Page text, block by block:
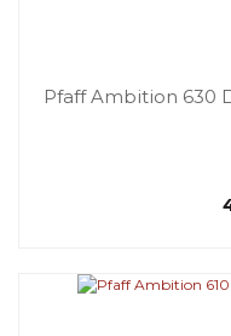
Pfaff Ambition 630